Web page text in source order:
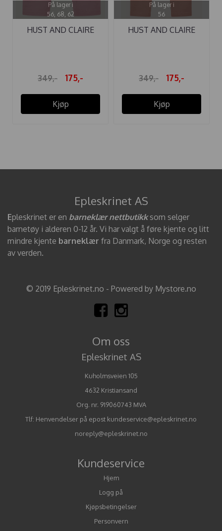
På lager i
56, 68, 62
HUST AND CLAIRE
349,- 175,-
Kjøp
På lager i
56
HUST AND CLAIRE
349,- 175,-
Kjøp
Epleskrinet AS
Epleskrinet er en barneklær nettbutikksom selger
barnetøy i alderen 0-12 år. Vi har valgt å føre kjente og litt
mindre kjente barneklær fra Danmark, Norge og resten
av verden.
© 2019 Epleskrinet.no - Powered by Mystore.no
Om oss
Epleskrinet AS
Kuholmsveien 105
4632 Kristiansand
Org. nr. 919060743 MVA
Tlf: Henvendelser på epost kundeservice@epleskrinet.no
noreply@epleskrinet.no
Kundeservice
Hjem
Logg på
Kjøpsbetingelser
Personvern